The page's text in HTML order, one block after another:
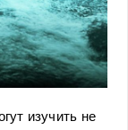
изучить не